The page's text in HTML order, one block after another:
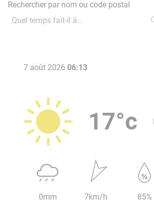
Rechercher par nom ou code postal
7 août 2026 06:13
17°c
0mm 7km/h 85%